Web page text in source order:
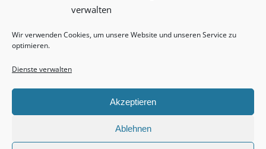
verwalten
Wir verwenden Cookies, um unsere Website und unseren Service zu
optimieren.
Dienste verwalten
Akzeptieren
Ablehnen
Datenschutz
AGBs
Vertrag widerrufen online
Widerrufsbelehrung